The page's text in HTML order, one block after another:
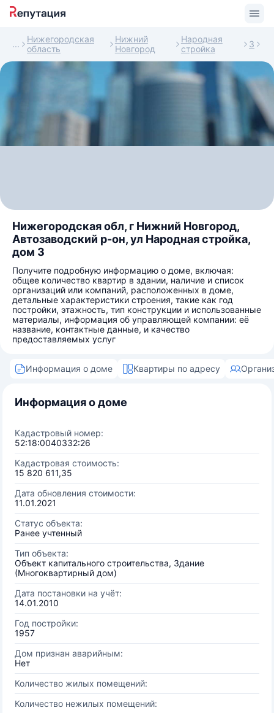
Нижегородская
область
Нижний
Новгород
Народная
стройка
3
Нижегородская обл, г Нижний Новгород,
Автозаводский р-он, ул Народная стройка,
дом 3
Получите подробную информацию о доме, включая:
общее количество квартир в здании, наличие и список
организаций или компаний, расположенных в доме,
детальные характеристики строения, такие как год
постройки, этажность, тип конструкции и использованные
материалы, информация об управляющей компании: её
название, контактные данные, и качество
предоставляемых услуг
Информация о доме Квартиры по адресу
Информация о доме
Кадастровый номер:
52:18:0040332:26
Кадастровая стоимость:
15 820 611,35
Дата обновления стоимости:
11.01.2021
Статус объекта:
Ранее учтенный
Тип объекта:
Объект капитального строительства, Здание
(Многоквартирный дом)
Дата постановки на учёт:
14.01.2010
Год постройки:
1957
Дом признан аварийным:
Нет
Количество жилых помещений:
Количество нежилых помещений: